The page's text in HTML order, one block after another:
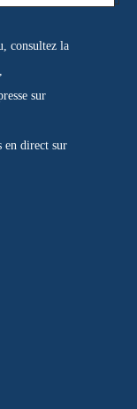
consultez la
,
sur
en direct sur